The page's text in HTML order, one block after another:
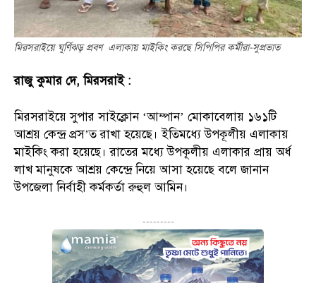
মিরসরাইয়ে ঘূর্ণিঝড় প্রবণ এলাকায় মাইকিং করছে সিপিপির কর্মীরা-সুপ্রভাত
রাজু কুমার দে, মিরসরাই :
মিরসরাইয়ে সুপার সাইক্লোন ‘আম্পান’ মোকাবেলায় ১৬১টি
আশ্রয় কেন্দ্র প্রস’ত রাখা হয়েছে। ইতিমধ্যে উপকূলীয় এলাকায়
মাইকিং করা হয়েছে। রাতের মধ্যে উপকূলীয় এলাকার প্রায় অর্ধ
লাখ মানুষকে আশ্রয় কেন্দ্রে নিয়ে আসা হয়েছে বলে জানান
উপজেলা নির্বাহী কর্মকর্তা রুহুল আমিন।
---------